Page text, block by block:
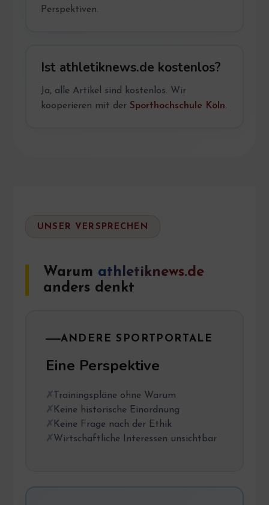
Perspektiven.
Ist athletiknews.de kostenlos?
Ja, alle Artikel sind kostenlos. Wir
kooperieren mit der Sporthochschule Köln.
UNSER VERSPRECHEN
Warum athletiknews.de
anders denkt
ANDERE SPORTPORTALE
Eine Perspektive
Trainingspläne ohne Warum
Keine historische Einordnung
Keine Frage nach der Ethik
Wirtschaftliche Interessen unsichtbar